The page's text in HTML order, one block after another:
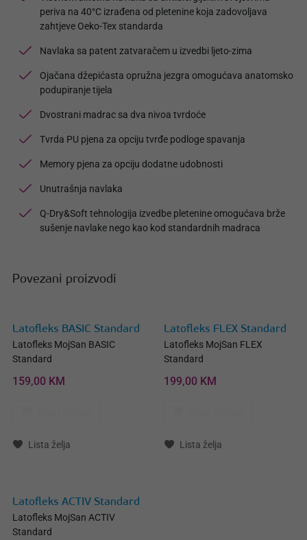
periva na 40°C izrađena od pletenine koja zadovoljava
zahtjeve Oeko-Tex standarda
Navlaka sa patent zatvaračem u izvedbi ljeto-zima
Ojačana džepićasta opružna jezgra omogućava anatomsko
podupiranje tijela
Dvostrani madrac sa dva nivoa tvrdoće
Tvrda PU pjena za opciju tvrđe podloge spavanja
Memory pjena za opciju dodatne udobnosti
Unutrašnja navlaka
Q-Dry&Soft tehnologija izvedbe pletenine omogućava brže
sušenje navlake nego kao kod standardnih madraca
Povezani proizvodi
Latofleks BASIC Standard
Latofleks MojSan BASIC
Standard
159,00 KM
Lista želja
Latofleks FLEX Standard
Latofleks MojSan FLEX
Standard
199,00 KM
Lista želja
Latofleks ACTIV Standard
Latofleks MojSan ACTIV
Standard